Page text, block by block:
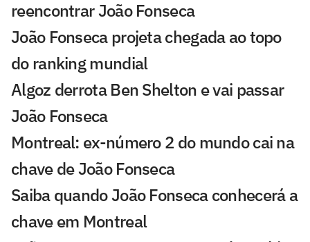
reencontrar João Fonseca
João Fonseca projeta chegada ao topo
do ranking mundial
Algoz derrota Ben Shelton e vai passar
João Fonseca
Montreal: ex-número 2 do mundo cai na
chave de João Fonseca
Saiba quando João Fonseca conhecerá a
chave em Montreal